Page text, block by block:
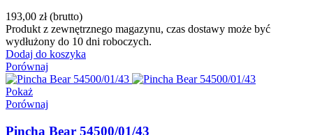
193,00 zł (brutto)
Produkt z zewnętrznego magazynu, czas dostawy może być
wydłużony do 10 dni roboczych.
Dodaj do koszyka
Porównaj
Pokaż
Porównaj
Pincha Bear 54500/01/43